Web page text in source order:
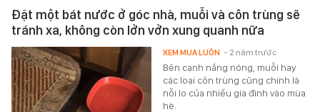
Đặt một bát nước ở góc nhà, muỗi và côn trùng sẽ
tránh xa, không còn lởn vởn xung quanh nữa
Bên cạnh nắng nóng, muỗi hay
các loại côn trùng cũng chính là
nỗi lo của nhiều gia đình vào mùa
hè.
XEM MUA LUÔN - 2 năm trước